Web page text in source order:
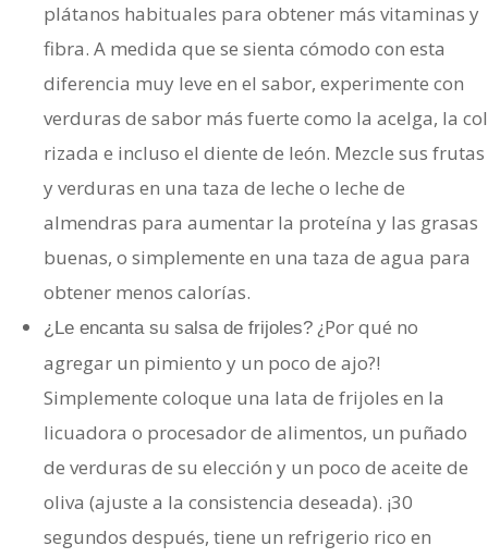
plátanos habituales para obtener más vitaminas y
fibra. A medida que se sienta cómodo con esta
diferencia muy leve en el sabor, experimente con
verduras de sabor más fuerte como la acelga, la col
rizada e incluso el diente de león. Mezcle sus frutas
y verduras en una taza de leche o leche de
almendras para aumentar la proteína y las grasas
buenas, o simplemente en una taza de agua para
obtener menos calorías.
¿Le encanta su salsa de frijoles? ¿Por qué no
agregar un pimiento y un poco de ajo?!
Simplemente coloque una lata de frijoles en la
licuadora o procesador de alimentos, un puñado
de verduras de su elección y un poco de aceite de
oliva (ajuste a la consistencia deseada). ¡30
segundos después, tiene un refrigerio rico en